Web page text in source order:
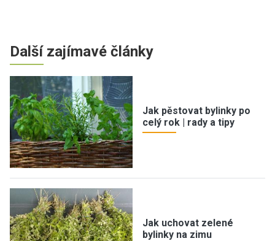
Další zajímavé články
Jak pěstovat bylinky po
celý rok | rady a tipy
Jak uchovat zelené
bylinky na zimu